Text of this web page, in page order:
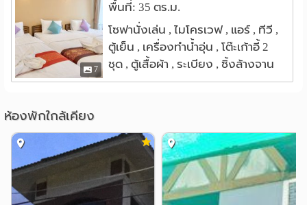
ให้มาที่ห้างเซ็นทรัลกาดสวนแก้ว ตรงมาเล็กน้อยจะเห็นปั้มน้ำ
มันเชลล์อยู่ทางซ้ายมือ ให้เลี้ยวขวาเข้าซอยราชพฤกษ์(ซอย
อยู่ตรงข้ามปั้มน้ำมันเชลล์พอดี) ตรงเข้ามาสุดซอบประมาณ
80 เมตร ไม่ต้องเลี้ยวใดๆทั้งสิ้น จะเห็นตึกสีขาว-น้ำตาล
ใกล้......
ห้างเซ็นทรัลฯ กาดสวนแก้ว , ถนนนิมมานเหมินทร์ , one
7
พื้นที่: 35 ตร.ม.
โซฟานั่งเล่น , ไมโครเวฟ , แอร์ , ทีวี ,
ตู้เย็น , เครื่องทำน้ำอุ่น , โต๊ะเก้าอี้ 2
ชุด , ตู้เสื้อผ้า , ระเบียง , ซิ้งล้างจาน
ห้องพักใกล้เคียง